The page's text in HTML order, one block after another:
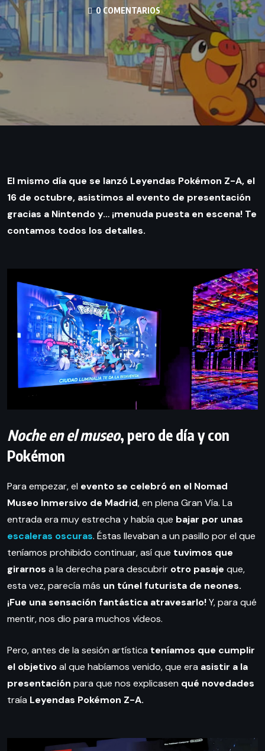
0 COMENTARIOS
El mismo día que se lanzó Leyendas Pokémon Z-A, el
16 de octubre, asistimos al evento de presentación
gracias a Nintendo y… ¡menuda puesta en escena! Te
contamos todos los detalles.
Noche en el museo, pero de día y con
Pokémon
Para empezar, el evento se celebró en el Nomad
Museo Inmersivo de Madrid, en plena Gran Vía. La
entrada era muy estrecha y había que bajar por unas
escaleras oscuras. Éstas llevaban a un pasillo por el que
teníamos prohibido continuar, así que tuvimos que
girarnos a la derecha para descubrir otro pasaje que,
esta vez, parecía más un túnel futurista de neones.
¡Fue una sensación fantástica atravesarlo!Y, para qué
mentir, nos dio para muchos vídeos.
Pero, antes de la sesión artística teníamos que cumplir
el objetivoal que habíamos venido, que era asistir a la
presentación para que nos explicasen qué novedades
traía Leyendas Pokémon Z-A.